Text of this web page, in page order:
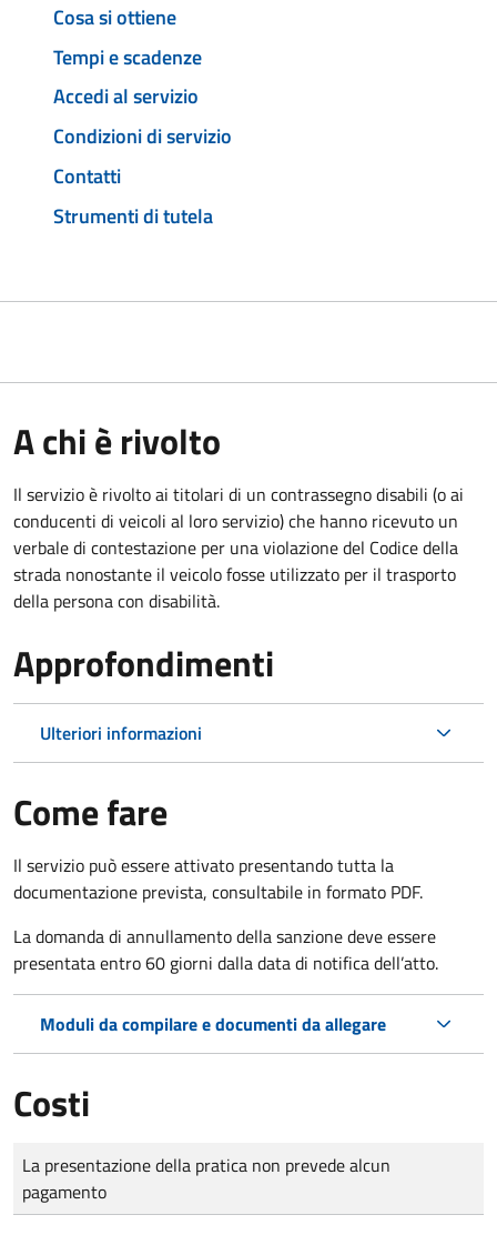
Cosa si ottiene
Tempi e scadenze
Accedi al servizio
Condizioni di servizio
Contatti
Strumenti di tutela
A chi è rivolto
Il servizio è rivolto ai titolari di un contrassegno disabili (o ai
conducenti di veicoli al loro servizio) che hanno ricevuto un
verbale di contestazione per una violazione del Codice della
strada nonostante il veicolo fosse utilizzato per il trasporto
della persona con disabilità.
Approfondimenti
Ulteriori informazioni
Come fare
Il servizio può essere attivato presentando tutta la
documentazione prevista, consultabile in formato PDF.
La domanda di annullamento della sanzione deve essere
presentata entro 60 giorni dalla data di notifica dell’atto.
Moduli da compilare e documenti da allegare
Costi
Tipo di pagamento
Importo
La presentazione della pratica non prevede alcun
pagamento